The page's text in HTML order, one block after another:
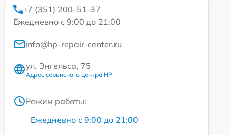
+7 (351) 200-51-37
Ежедневно с 9:00 до 21:00
info@hp-repair-center.ru
ул. Энгельса, 75
Адрес сервисного центра HP
Режим работы:
Ежедневно с 9:00 до 21:00